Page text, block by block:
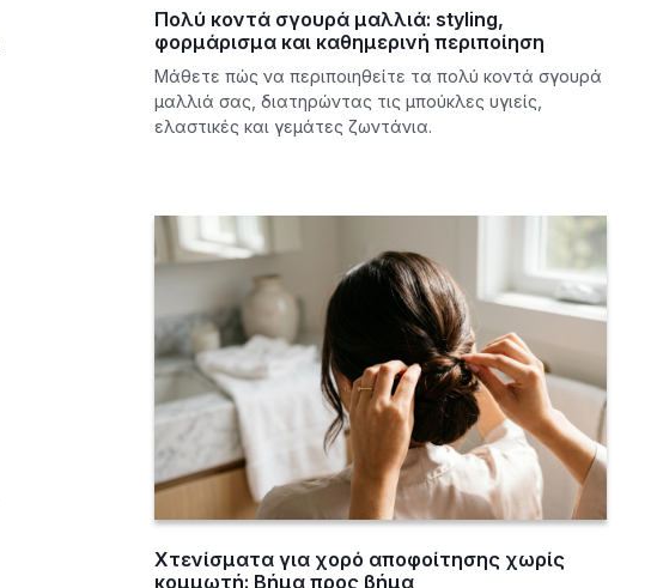
Πολύ κοντά σγουρά μαλλιά: styling,
φορμάρισμα και καθημερινή περιποίηση
Μάθετε πώς να περιποιηθείτε τα πολύ κοντά σγουρά
μαλλιά σας, διατηρώντας τις μπούκλες υγιείς,
ελαστικές και γεμάτες ζωντάνια.
Χτενίσματα για χορό αποφοίτησης χωρίς
κομμωτή: Βήμα προς βήμα